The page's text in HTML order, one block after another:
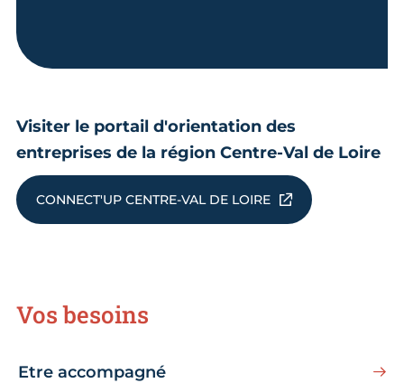
Visiter le portail d'orientation des
entreprises de la région Centre-Val de Loire
CONNECT'UP CENTRE-VAL DE LOIRE
Vos besoins
Etre accompagné